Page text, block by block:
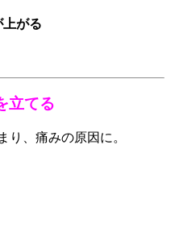
がる
立てる
り、痛みの原因に。